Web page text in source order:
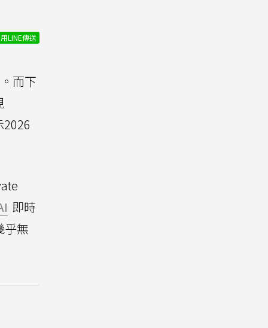
用LINE傳送
而下
即時
乎無